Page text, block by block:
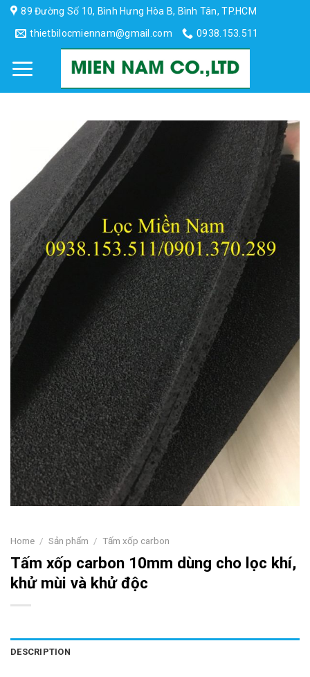
Skip
content
89 Đường Số 10, Bình Hưng Hòa B, Bình Tân, TP.HCM
thietbilocmiennam@gmail.com
0938.153.511
Home / Sản phẩm / Tấm xốp carbon
Tấm xốp carbon 10mm dùng cho lọc khí,
khử mùi và khử độc
DESCRIPTION